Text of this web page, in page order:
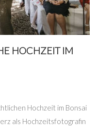
HOCHZEIT IM
Hochzeit im Bonsai
als Hochzeitsfotografin